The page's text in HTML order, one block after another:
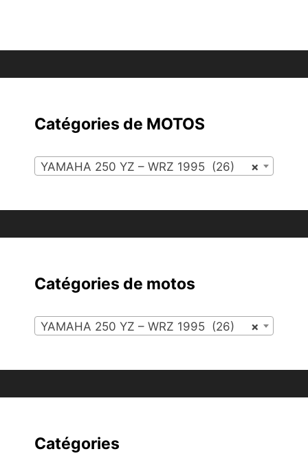
Catégories de MOTOS
×
YAMAHA 250 YZ – WRZ 1995 (26)
Catégories de motos
×
YAMAHA 250 YZ – WRZ 1995 (26)
Catégories